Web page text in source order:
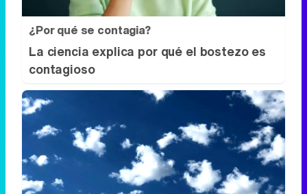
¿Por qué se contagia?
La ciencia explica por qué el bostezo es
contagioso